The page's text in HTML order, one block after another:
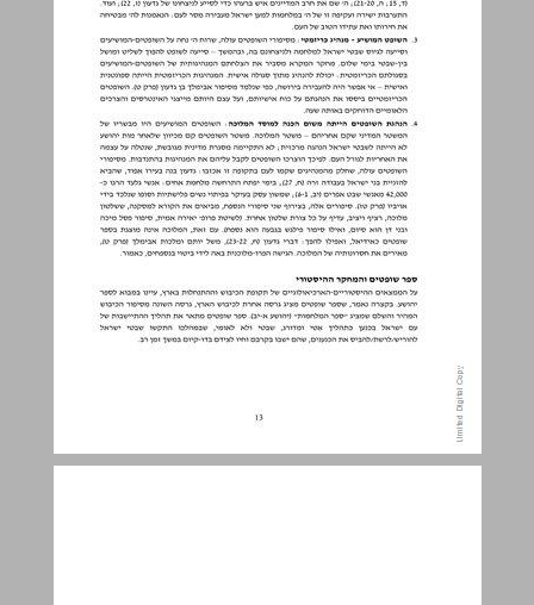
3. תכנית הלימודים במקרא לבית הספר היסודי ... 14